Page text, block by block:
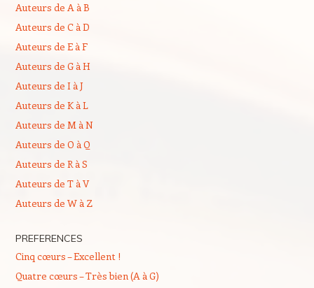
Auteurs de A à B
Auteurs de C à D
Auteurs de E à F
Auteurs de G à H
Auteurs de I à J
Auteurs de K à L
Auteurs de M à N
Auteurs de O à Q
Auteurs de R à S
Auteurs de T à V
Auteurs de W à Z
PREFERENCES
Cinq cœurs – Excellent !
Quatre cœurs – Très bien (A à G)